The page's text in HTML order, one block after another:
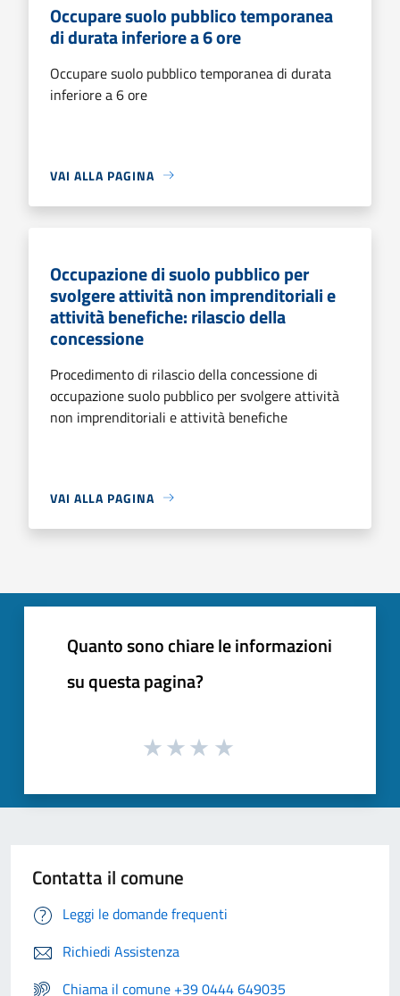
Occupare suolo pubblico temporanea
di durata inferiore a 6 ore
Occupare suolo pubblico temporanea di durata
inferiore a 6 ore
VAI ALLA PAGINA
Occupazione di suolo pubblico per
svolgere attività non imprenditoriali e
attività benefiche: rilascio della
concessione
Procedimento di rilascio della concessione di
occupazione suolo pubblico per svolgere attività
non imprenditoriali e attività benefiche
VAI ALLA PAGINA
Quanto sono chiare le informazioni
su questa pagina?
Contatta il comune
Leggi le domande frequenti
Richiedi Assistenza
Chiama il comune +39 0444 649035